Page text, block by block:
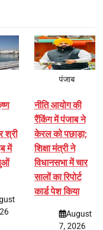
श्री
में
पंजाब
नीति आयोग की
रैंकिंग में पंजाब ने
केरल को पछाड़ा;
शिक्षा मंत्री ने
विधानसभा में चार
सालों का रिपोर्ट
कार्ड पेश किया
August
7, 2026